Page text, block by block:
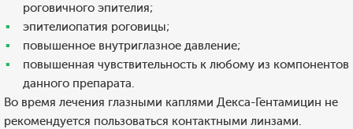
роговичного эпителия;
эпителиопатия роговицы;
повышенное внутриглазное давление;
повышенная чувствительность к любому из компонентов
данного препарата.
Во время лечения глазными каплями Декса-Гентамицин не
рекомендуется пользоваться контактными линзами.